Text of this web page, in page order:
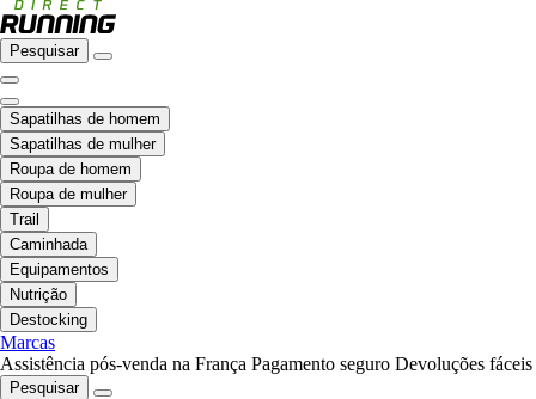
Pesquisar
Sapatilhas de homem
Sapatilhas de mulher
Roupa de homem
Roupa de mulher
Trail
Caminhada
Equipamentos
Nutrição
Destocking
Marcas
Assistência pós-venda na França Pagamento seguro Devoluções fáceis
Pesquisar